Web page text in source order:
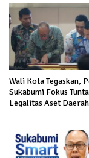
Wali Kota Tegaskan,
Sukabumi Fokus
Legalitas Aset Daerah